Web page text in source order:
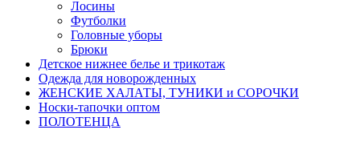
Лосины
Футболки
Головные уборы
Брюки
Детское нижнее белье и трикотаж
Одежда для новорожденных
ЖЕНСКИЕ ХАЛАТЫ, ТУНИКИ и СОРОЧКИ
Носки-тапочки оптом
ПОЛОТЕНЦА